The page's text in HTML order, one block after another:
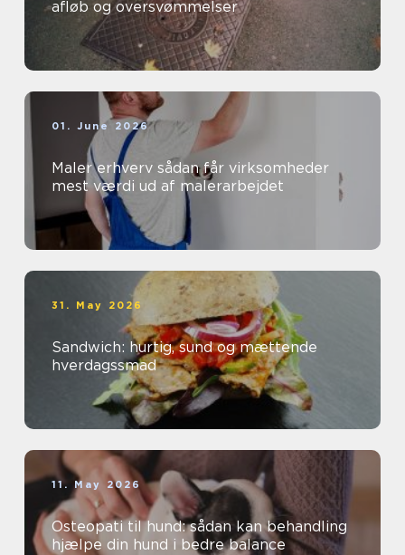
afløb og oversvømmelser
01. June 2026
Maler erhverv sådan får virksomheder
mest værdi ud af malerarbejdet
31. May 2026
Sandwich: hurtig, sund og mættende
hverdagssmad
11. May 2026
Osteopati til hund: sådan kan behandling
hjælpe din hund i bedre balance